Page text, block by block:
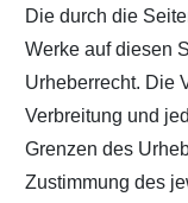
Die durch die
Werke auf diesen
Urheberrecht. Die
Verbreitung und
Grenzen des
Zustimmung des